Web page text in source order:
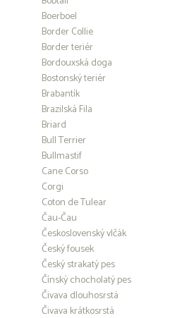
Boerboel
Border Collie
Border teriér
Bordouxská doga
Bostonský teriér
Brabantík
Brazilská Fila
Briard
Bull Terrier
Bullmastif
Cane Corso
Corgi
Coton de Tulear
Čau-Čau
Československý vlčák
Český fousek
Český strakatý pes
Čínský chocholatý pes
Čivava dlouhosrstá
Čivava krátkosrstá